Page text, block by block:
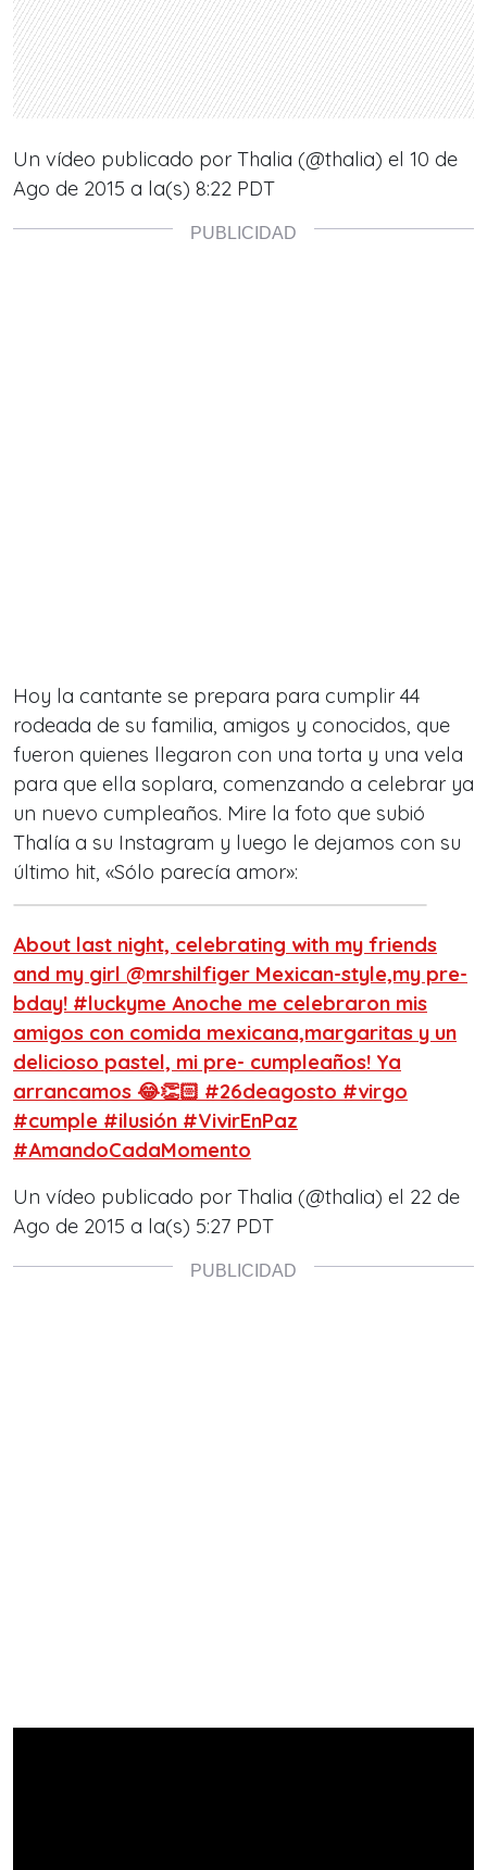
Un vídeo publicado por Thalia (@thalia) el 10 de
Ago de 2015 a la(s) 8:22 PDT
Hoy la cantante se prepara para cumplir 44
rodeada de su familia, amigos y conocidos, que
fueron quienes llegaron con una torta y una vela
para que ella soplara, comenzando a celebrar ya
un nuevo cumpleaños. Mire la foto que subió
Thalía a su Instagram y luego le dejamos con su
último hit, «Sólo parecía amor»:
About last night, celebrating with my friends
and my girl @mrshilfiger Mexican-style,my pre-
bday! #luckyme Anoche me celebraron mis
amigos con comida mexicana,margaritas y un
delicioso pastel, mi pre- cumpleaños! Ya
arrancamos 😂👏🏻 #26deagosto #virgo
#cumple #ilusión #VivirEnPaz
#AmandoCadaMomento
Un vídeo publicado por Thalia (@thalia) el 22 de
Ago de 2015 a la(s) 5:27 PDT